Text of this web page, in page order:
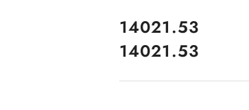
cena:
14021.53
Cena:
14021.53